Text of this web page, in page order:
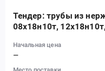
Тендер: трубы из
08х18н10т,
Начальная цена
—